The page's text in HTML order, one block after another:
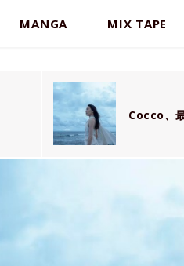
MANGA MIX TAPE
Cocco、